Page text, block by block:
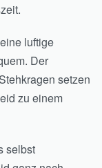
luftige
Der
setzen
zu einem
selbst